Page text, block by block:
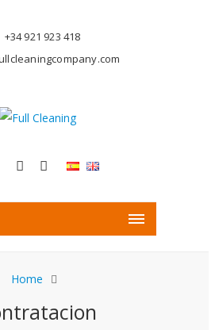
+34 921 923 418
Home